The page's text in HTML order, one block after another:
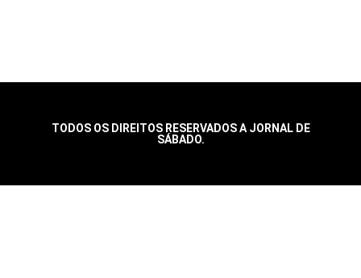
TODOS OS DIREITOS RESERVADOS A JORNAL DE
SÁBADO.